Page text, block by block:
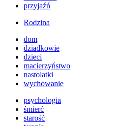
przyjaźń
Rodzina
dom
dziadkowie
dzieci
macierzyństwo
nastolatki
wychowanie
psychologia
śmierć
starość